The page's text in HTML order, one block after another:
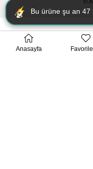
©
Anasayfa
Bu ürüne şu an 47